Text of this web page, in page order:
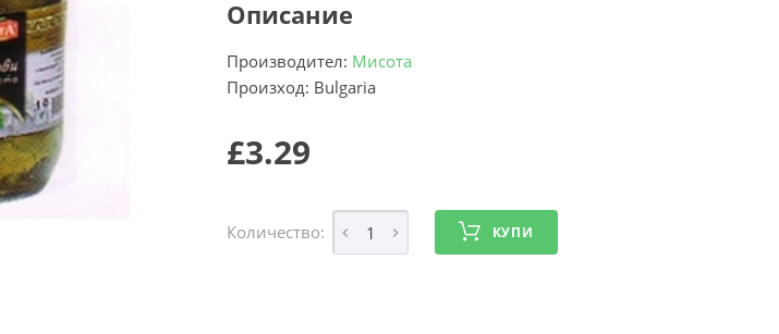
Описание
Производител: Мисота
Произход: Bulgaria
£3.29
Количество: КУПИ